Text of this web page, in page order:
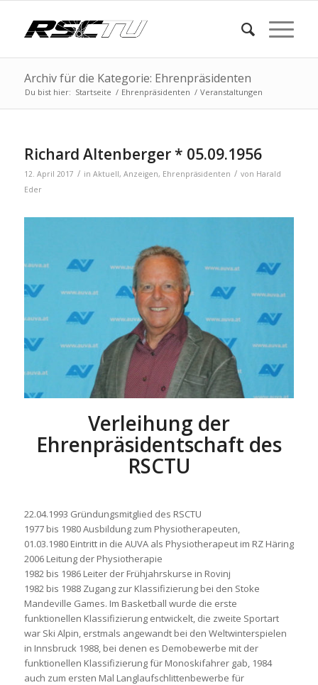
Archiv für die Kategorie: Ehrenpräsidenten
Du bist hier: Startseite / Ehrenpräsidenten / Veranstaltungen
Richard Altenberger * 05.09.1956
12. April 2017 / in Aktuell, Anzeigen, Ehrenpräsidenten / von Harald
Eder
Verleihung der
Ehrenpräsidentschaft des
RSCTU
22.04.1993 Gründungsmitglied des RSCTU
1977 bis 1980 Ausbildung zum Physiotherapeuten,
01.03.1980 Eintritt in die AUVA als Physiotherapeut im RZ Häring
2006 Leitung der Physiotherapie
1982 bis 1986 Leiter der Frühjahrskurse in Rovinj
1982 bis 1988 Zugang zur Klassifizierung bei den Stoke
Mandeville Games. Im Basketball wurde die erste
funktionellen Klassifizierung entwickelt, die zweite Sportart
war Ski Alpin, erstmals angewandt bei den Weltwinterspielen
in Innsbruck 1988, bei denen es Demobewerbe mit der
funktionellen Klassifizierung für Monoskifahrer gab, 1984
auch zum ersten Mal Langlaufschlittenbewerbe für